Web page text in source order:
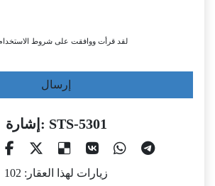
لقد قرأت ووافقت على شروط
إرسال
إشارة: STS-5301
زيارات لهذا العقار: 102